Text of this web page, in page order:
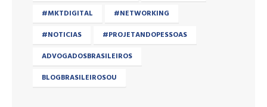
#MKTDIGITAL
#NETWORKING
#NOTICIAS
#PROJETANDOPESSOAS
ADVOGADOSBRASILEIROS
BLOGBRASILEIROSOU